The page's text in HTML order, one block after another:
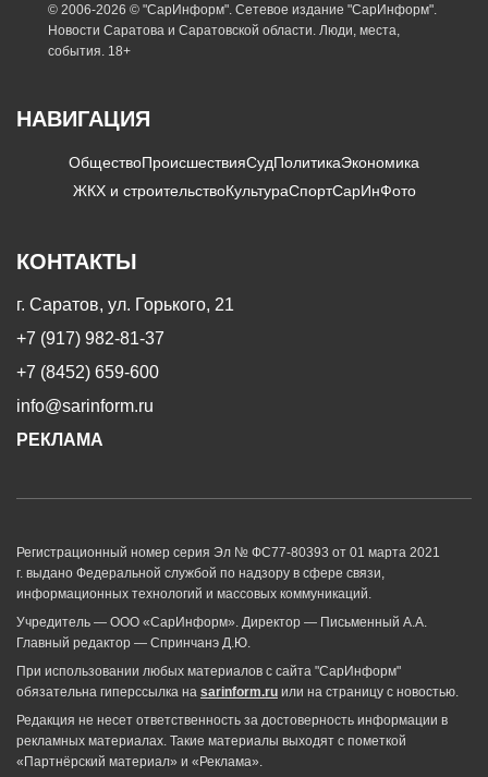
© 2006-2026 © "СарИнформ". Сетевое издание "СарИнформ".
Новости Саратова и Саратовской области. Люди, места,
события. 18+
НАВИГАЦИЯ
ОбществоПроисшествияСудПолитикаЭкономика
ЖКХ и строительствоКультураСпортСарИнФото
КОНТАКТЫ
г. Саратов, ул. Горького, 21
+7 (917) 982-81-37
+7 (8452) 659-600
info@sarinform.ru
РЕКЛАМА
Регистрационный номер серия Эл № ФС77-80393 от 01 марта 2021
г. выдано Федеральной службой по надзору в сфере связи,
информационных технологий и массовых коммуникаций.
Учредитель — ООО «СарИнформ». Директор — Письменный А.А.
Главный редактор — Спринчанэ Д.Ю.
При использовании любых материалов с сайта "СарИнформ"
обязательна гиперссылка на sarinform.ru или на страницу с новостью.
Редакция не несет ответственность за достоверность информации в
рекламных материалах. Такие материалы выходят с пометкой
«Партнёрский материал» и «Реклама».